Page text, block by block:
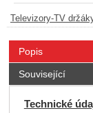
Televizory-TV
Popis
Související
Technické